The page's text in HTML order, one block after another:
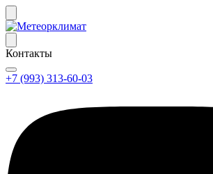
Контакты
+7 (993) 313-60-03